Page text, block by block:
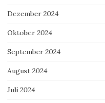
Dezember 2024
Oktober 2024
September 2024
August 2024
Juli 2024